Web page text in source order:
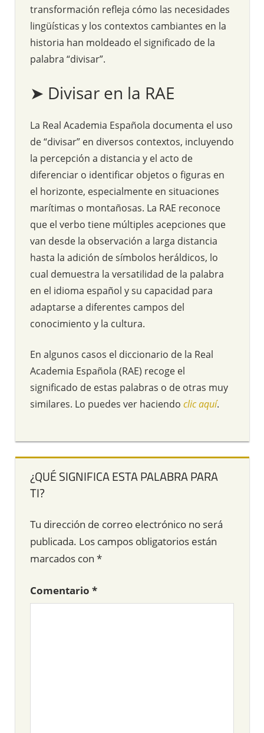
transformación refleja cómo las necesidades
lingüísticas y los contextos cambiantes en la
historia han moldeado el significado de la
palabra “divisar”.
➤ Divisar en la RAE
La Real Academia Española documenta el uso
de “divisar” en diversos contextos, incluyendo
la percepción a distancia y el acto de
diferenciar o identificar objetos o figuras en
el horizonte, especialmente en situaciones
marítimas o montañosas. La RAE reconoce
que el verbo tiene múltiples acepciones que
van desde la observación a larga distancia
hasta la adición de símbolos heráldicos, lo
cual demuestra la versatilidad de la palabra
en el idioma español y su capacidad para
adaptarse a diferentes campos del
conocimiento y la cultura.
En algunos casos el diccionario de la Real
Academia Española (RAE) recoge el
significado de estas palabras o de otras muy
similares. Lo puedes ver haciendo clic aquí.
¿QUÉ SIGNIFICA ESTA PALABRA PARA
TI?
Tu dirección de correo electrónico no será
publicada. Los campos obligatorios están
marcados con *
Comentario *